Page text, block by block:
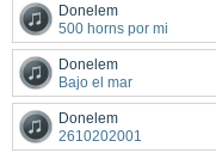
Donelem
500 horns por mi
Donelem
Bajo el mar
Donelem
2610202001